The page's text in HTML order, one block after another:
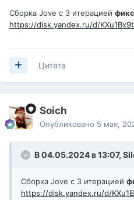
Сборка Jove c 3 итерацией
https://disk.yandex.ru/d/
Цитата
Soich
Опубликовано 5 мая,
В 04.05.2024 в 13:07,
Сборка Jove c 3 итерацией
https://disk.yandex.ru/d/